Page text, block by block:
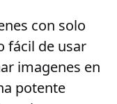
con solo
fácil de usar
imagenes en
potente